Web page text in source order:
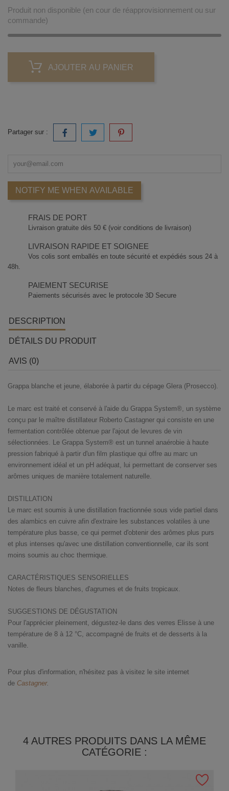
Produit non disponible (en cour de réapprovisionnement ou sur
commande)
AJOUTER AU PANIER
Partager sur :
NOTIFY ME WHEN AVAILABLE
FRAIS DE PORT
Livraison gratuite dès 50 € (voir conditions de livraison)
LIVRAISON RAPIDE ET SOIGNEE
Vos colis sont emballés en toute sécurité et expédiés sous 24 à
48h.
PAIEMENT SECURISE
Paiements sécurisés avec le protocole 3D Secure
DESCRIPTION
DÉTAILS DU PRODUIT
AVIS (0)
Grappa blanche et jeune, élaborée à partir du cépage Glera (Prosecco).
Le marc est traité et conservé à l'aide du Grappa System®, un système
conçu par le maître distillateur Roberto Castagner qui consiste en une
fermentation contrôlée obtenue par l'ajout de levures de vin
sélectionnées. Le Grappa System® est un tunnel anaérobie à haute
pression fabriqué à partir d'un film plastique qui offre au marc un
environnement idéal et un pH adéquat, lui permettant de conserver ses
arômes uniques de manière totalement naturelle.
DISTILLATION
Le marc est soumis à une distillation fractionnée sous vide partiel dans
des alambics en cuivre afin d'extraire les substances volatiles à une
température plus basse, ce qui permet d'obtenir des arômes plus purs
et plus intenses qu'avec une distillation conventionnelle, car ils sont
moins soumis au choc thermique.
CARACTÉRISTIQUES SENSORIELLES
Notes de fleurs blanches, d'agrumes et de fruits tropicaux.
SUGGESTIONS DE DÉGUSTATION
Pour l'apprécier pleinement, dégustez-le dans des verres Elisse à une
température de 8 à 12 °C, accompagné de fruits et de desserts à la
vanille.
Pour plus d'information, n'hésitez pas à visitez le site internet
de Castagner.
4 AUTRES PRODUITS DANS LA MÊME
CATÉGORIE :